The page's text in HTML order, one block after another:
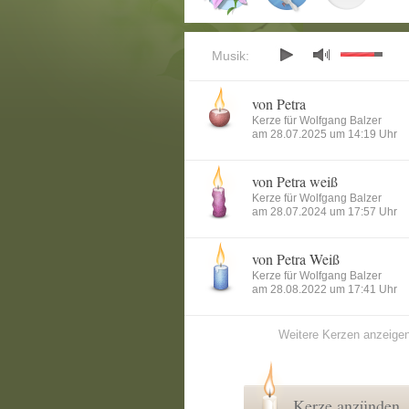
Musik:
von Petra
Kerze für Wolfgang Balzer
am 28.07.2025 um 14:19 Uhr
von Petra weiß
Kerze für Wolfgang Balzer
am 28.07.2024 um 17:57 Uhr
von Petra Weiß
Kerze für Wolfgang Balzer
am 28.08.2022 um 17:41 Uhr
Weitere Kerzen